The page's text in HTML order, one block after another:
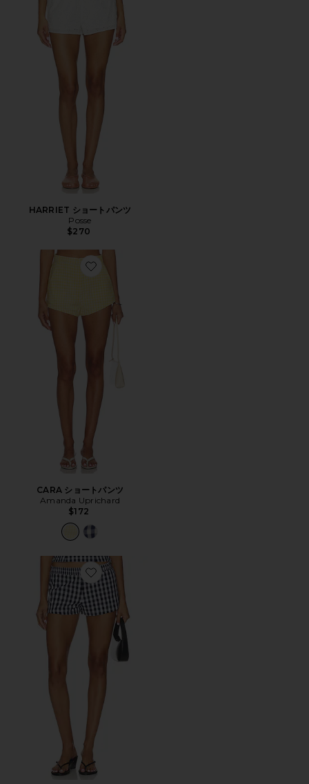
HARRIET ショートパンツ
Posse
$270
Favorite CARA ショートパンツ
CARA ショートパンツ
Amanda Uprichard
$172
Favorite WINIFRED ショートパンツ